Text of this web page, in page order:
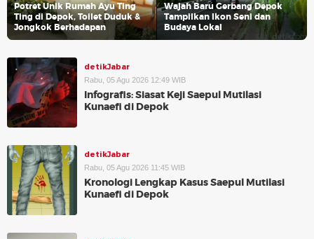
Potret Unik Rumah Ayu Ting
Ting di Depok, Toilet Duduk &
Jongkok Berhadapan
Wajah Baru Gerbang Depok
Tampilkan Ikon Seni dan
Budaya Lokal
detikJabar
Rabu, 05 Agu 2026 12:49 WIB
Infografis: Siasat Keji Saepul Mutilasi
Kunaefi di Depok
detikJabar
Rabu, 05 Agu 2026 11:45 WIB
Kronologi Lengkap Kasus Saepul Mutilasi
Kunaefi di Depok